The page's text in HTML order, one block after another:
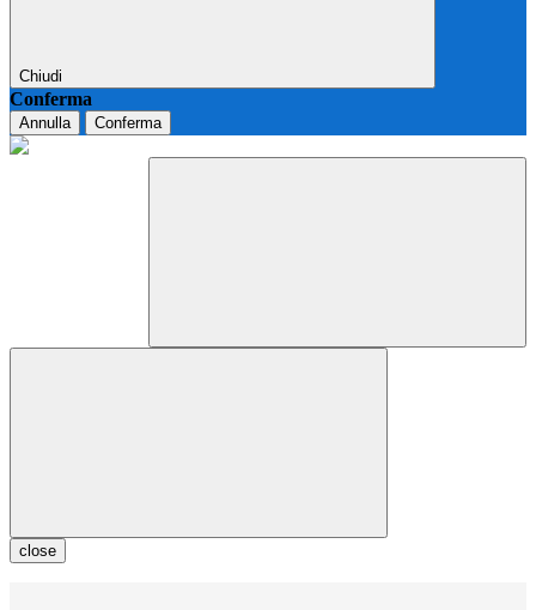
Chiudi
Conferma
Annulla Conferma
close